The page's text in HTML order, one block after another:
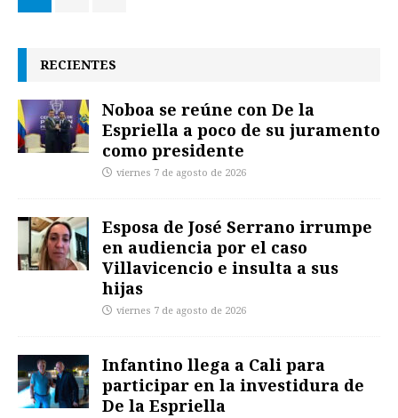
RECIENTES
Noboa se reúne con De la
Espriella a poco de su juramento
como presidente
viernes 7 de agosto de 2026
Esposa de José Serrano irrumpe
en audiencia por el caso
Villavicencio e insulta a sus
hijas
viernes 7 de agosto de 2026
Infantino llega a Cali para
participar en la investidura de
De la Espriella